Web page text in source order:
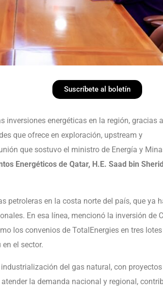
Suscríbete al boletín
inversiones energéticas en la región, gracias
que ofrece en exploración, upstream y
que sostuvo el ministro de Energía y
Energéticos de Qatar, H.E. Saad bin
petroleras en la costa norte del país, que ya
En esa línea, mencionó la inversión de
los convenios de TotalEnergies en tres
el sector.
del gas natural, con
la demanda nacional y regional,